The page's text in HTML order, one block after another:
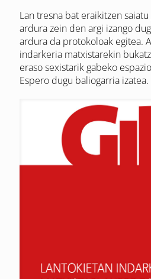
Lan tresna bat eraikitzen
ardura zein den argi izango
ardura da protokoloak egitea.
indarkeria matxistarekin
eraso sexistarik gabeko
Espero dugu baliogarria izatea.